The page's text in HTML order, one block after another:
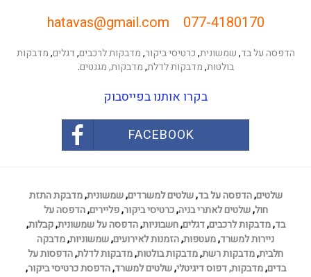
077-4180170
hatavas@gmail.com
הדפסה על בד,שמשונית,כרטיסי ביקור,מדבקות לרכבים,דגלים,מדבקות
בולטות,מדבקות לדלת,מדבקות,מגנטים.
בקרו אותנו בפייסבוק
FACEBOOK
שלטים,הדפסה על בד,שלטים למשרדים,שמשונית,מדבקת התזת
חול,שלטים לאתרי בניה,כרטיסי ביקור,פליירים,הדפסה על
בד,מדבקות לרכבים,דגלים,חשבוניות,הדפסה על שמשונית,קבלות,
ניירות למשרד,מעטפות,הזמנות לאירועים,שמשוניות,מדבקה
חלבית,מדבקות רשת,מדבקות בולטות,מדבקות לדלת,הדפסות על
בדים,מדבקות,דפוס דיגיטלי,שלטים למשרד,הדפסת כרטיסי ביקור,